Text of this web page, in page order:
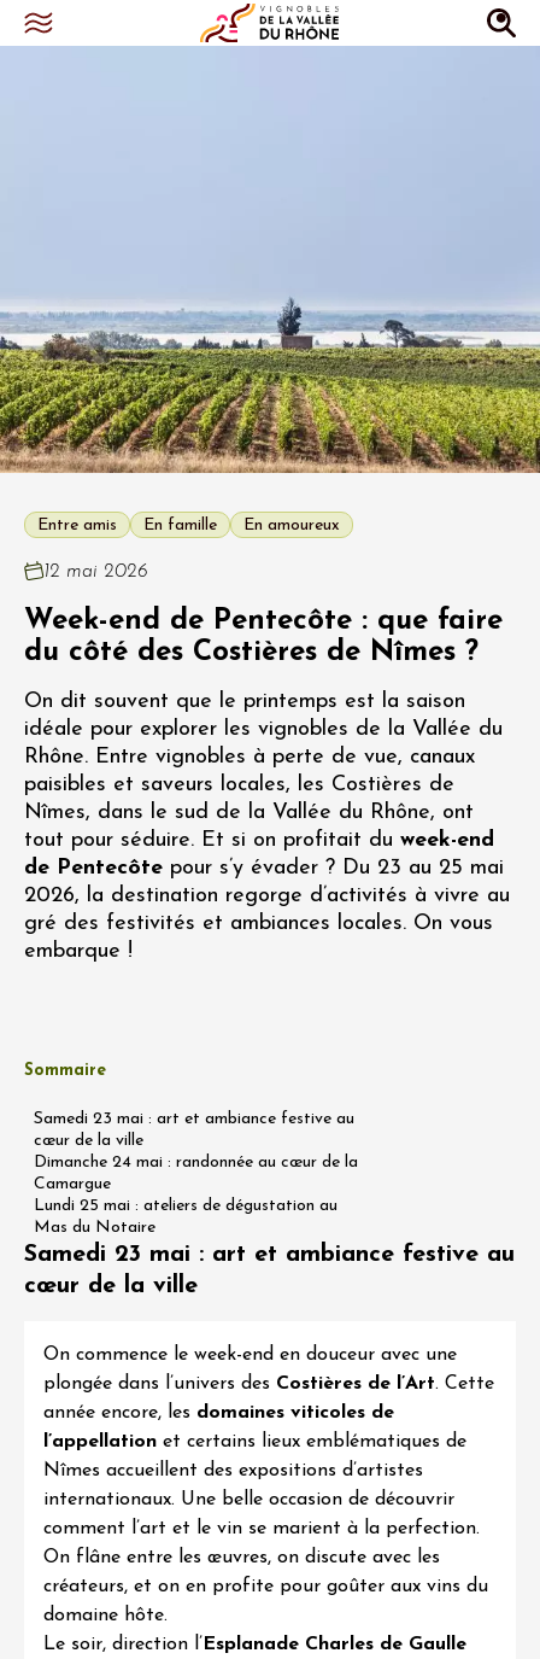
Entre amis En famille En amoureux
12 mai 2026
Week-end de Pentecôte : que faire
du côté des Costières de Nîmes ?
On dit souvent que le printemps est la saison
idéale pour explorer les vignobles de la Vallée du
Rhône. Entre vignobles à perte de vue, canaux
paisibles et saveurs locales, les Costières de
Nîmes, dans le sud de la Vallée du Rhône, ont
tout pour séduire. Et si on profitait du week-end
de Pentecôte pour s’y évader ? Du 23 au 25 mai
2026, la destination regorge d’activités à vivre au
gré des festivités et ambiances locales. On vous
embarque !
Sommaire
Samedi 23 mai : art et ambiance festive au
cœur de la ville
Dimanche 24 mai : randonnée au cœur de la
Camargue
Lundi 25 mai : ateliers de dégustation au
Mas du Notaire
Samedi 23 mai : art et ambiance festive au
cœur de la ville
On commence le week-end en douceur avec une
plongée dans l’univers des Costières de l’Art. Cette
année encore, les domaines viticoles de
l’appellation et certains lieux emblématiques de
Nîmes accueillent des expositions d’artistes
internationaux. Une belle occasion de découvrir
comment l’art et le vin se marient à la perfection.
On flâne entre les œuvres, on discute avec les
créateurs, et on en profite pour goûter aux vins du
domaine hôte.
Le soir, direction l’ Esplanade Charles de Gaulle